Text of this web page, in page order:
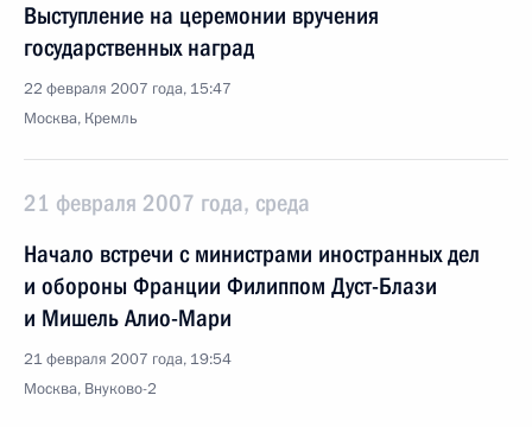
Выступление на церемонии вручения
государственных наград
22 февраля 2007 года, 15:47
Москва, Кремль
21 февраля 2007 года, среда
Начало встречи с министрами иностранных дел
и обороны Франции Филиппом Дуст-Блази
и Мишель Алио-Мари
21 февраля 2007 года, 19:54
Москва, Внуково-2